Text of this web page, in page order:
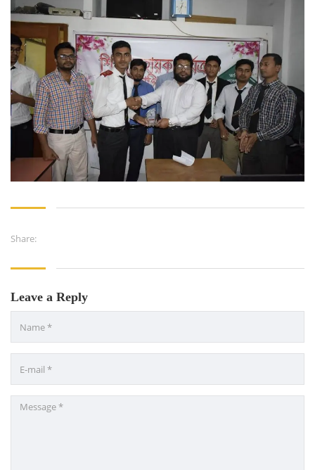
Share:
Leave a Reply
FACEBOOK PRIMARY PAGE
FACEBOOK SECONDARY PAGE
USEFUL LINKS
Ministry of Education
University of Rajshahi
Bangladesh Technical Education Board, Dhaka
CONTACT US
College Para, Jessore-7400,
Bangladesh
+88-01711-844881, +88-01711-
844882, +88-01711-067687, +88-